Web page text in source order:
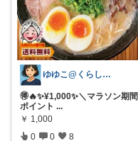
ゆゆこ@くらしを楽に便利に✨
🉐🔥✨¥1,000✨＼マラソン期間
ポイント ...
￥ 1,000
0 0 8